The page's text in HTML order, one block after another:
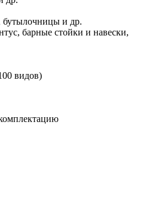
и др.
барные стойки и навески,
видов)